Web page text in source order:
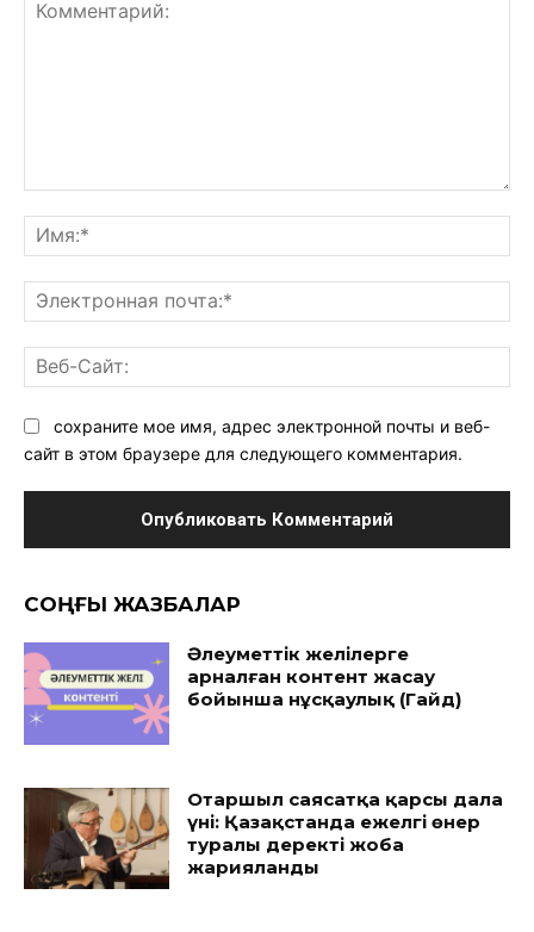
сохраните мое имя, адрес электронной почты и веб-
сайт в этом браузере для следующего комментария.
CОҢҒЫ ЖАЗБАЛАР
Әлеуметтік желілерге
арналған контент жасау
бойынша нұсқаулық (Гайд)
Отаршыл саясатқа қарсы дала
үні: Қазақстанда ежелгі өнер
туралы деректі жоба
жарияланды